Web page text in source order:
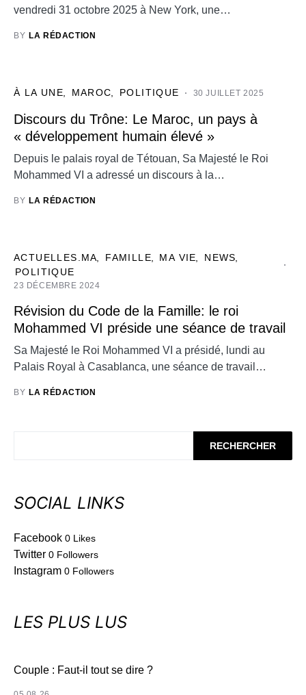
vendredi 31 octobre 2025 à New York, une…
BY LA RÉDACTION
À LA UNE MAROC POLITIQUE 30 JUILLET 2025
Discours du Trône: Le Maroc, un pays à
« développement humain élevé »
Depuis le palais royal de Tétouan, Sa Majesté le Roi
Mohammed VI a adressé un discours à la…
BY LA RÉDACTION
ACTUELLES.MA FAMILLE MA VIE
NEWS
POLITIQUE
23 DÉCEMBRE 2024
Révision du Code de la Famille: le roi
Mohammed VI préside une séance de travail
Sa Majesté le Roi Mohammed VI a présidé, lundi au
Palais Royal à Casablanca, une séance de travail…
BY LA RÉDACTION
RECHERCHER
SOCIAL LINKS
Facebook 0 Likes
Twitter 0 Followers
Instagram 0 Followers
LES PLUS LUS
Couple : Faut-il tout se dire ?